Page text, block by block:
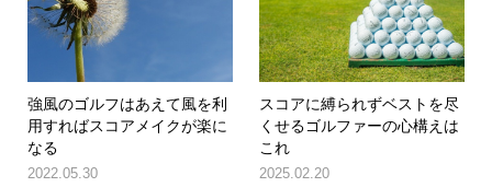
強風のゴルフはあえて風を利
用すればスコアメイクが楽に
なる
2022.05.30
スコアに縛られずベストを尽
くせるゴルファーの心構えは
これ
2025.02.20